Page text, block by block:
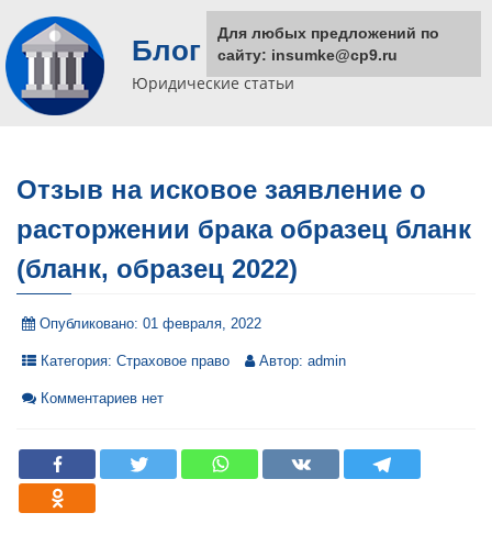
Блог юриста
Юридические статьи
Отзыв на исковое заявление о
расторжении брака образец бланк
(бланк, образец 2022)
Опубликовано: 01 февраля, 2022
Категория: Страховое право Автор: admin
Комментариев нет
Для любых предложений по
сайту: insumke@cp9.ru